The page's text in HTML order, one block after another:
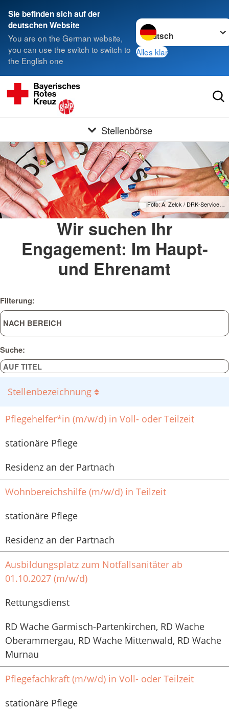
Sie befinden sich auf der
deutschen Website
You are on the German website,
you can use the switch to switch to
the English one
Sprache wechseln zu
Alles klar
Stellenbörse
Foto: A. Zelck / DRK-Service…
Wir suchen Ihr
Engagement: Im Haupt-
und Ehrenamt
Filterung:
Suche:
Stellenbezeichnung
Pflegehelfer*in (m/w/d) in Voll- oder Teilzeit
stationäre Pflege
Residenz an der Partnach
Wohnbereichshilfe (m/w/d) in Teilzeit
stationäre Pflege
Residenz an der Partnach
Ausbildungsplatz zum Notfallsanitäter ab
01.10.2027 (m/w/d)
Rettungsdienst
RD Wache Garmisch-Partenkirchen, RD Wache
Oberammergau, RD Wache Mittenwald, RD Wache
Murnau
Pflegefachkraft (m/w/d) in Voll- oder Teilzeit
stationäre Pflege